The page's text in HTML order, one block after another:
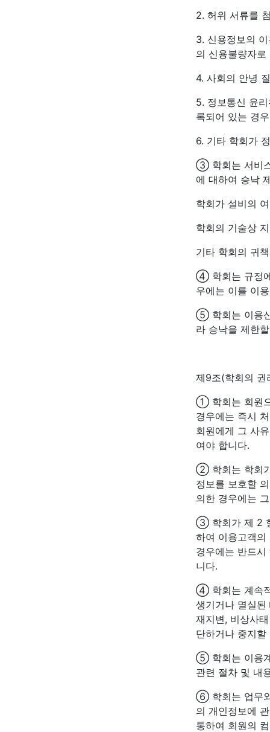
2. 허위 서류를
3. 신용정보의
의 신용불량자
4. 사회의 안녕
5. 정보통신 윤
록되어 있는 경우
6. 기타 학회가
③ 학회는 서비
에 대하여 승낙
학회가 설비의
학회의 기술상
기타 학회의 귀
④ 학회는 규정
우에는 이를 이
⑤ 학회는 이용
라 승낙을 제한
제9조(학회의 권
① 학회는 회원
경우에는 즉시
회원에게 그 사
여야 합니다.
② 학회는 학회
정보를 보호할
의한 경우에는
③ 학회가 제 2
하여 이용고객
경우에는 반드
니다.
④ 학회는 계속
생기거나 멸실
재지변, 비상사
단하거나 중지할
⑤ 학회는 이용
관련 절차 및 내
⑥ 학회는 업무
의 개인정보에
통하여 회원의